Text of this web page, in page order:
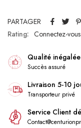
PARTAGER
Rating: Connectez-
Qualité inégalée
Succès assuré
Livraison 5-10
Transporteur privé
Service Client